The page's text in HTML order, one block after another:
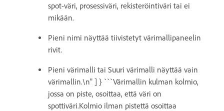
spot-väri, prosessiväri, rekisteröintiväri tai ei
mikään.
Pieni nimi näyttää tiivistetyt värimallipaneelin
rivit.
Pieni värimalli tai Suuri värimalli näyttää vain
värimallin.\n" ] } ```Värimallin kulman kolmio,
jossa on piste, osoittaa, että väri on
spottiväri.Kolmio ilman pistettä osoittaa